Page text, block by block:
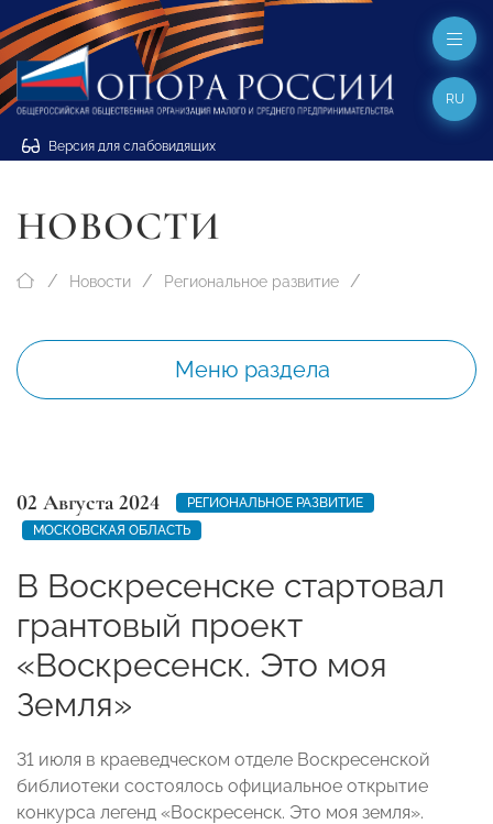
Версия для слабовидящих
RU
НОВОСТИ
Новости Региональное развитие
Меню раздела
02 Августа 2024
РЕГИОНАЛЬНОЕ РАЗВИТИЕ
МОСКОВСКАЯ ОБЛАСТЬ
В Воскресенске стартовал
грантовый проект
«Воскресенск. Это моя
Земля»
31 июля в краеведческом отделе Воскресенской
библиотеки состоялось официальное открытие
конкурса легенд «Воскресенск. Это моя земля».